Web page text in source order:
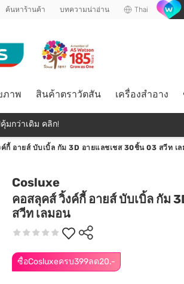
ค้นหาร้านค้า บทความน่าอ่าน Thai
ภาพ สินค้าตราวัตสัน เครื่องสำอาง
มกว่าเดิม คลิก!
กี้ อายส์ บับเบิ้ล กัม 3D อายแลชเชส 30ชิ้น 03 สวีท เ
Cosluxe
คอสลุคส์ วิ้งค์กี้ อายส์ บับเบิ้ล กัม
สวีท เลมอน
ซื้อCosluxeครบ399ลด20.-